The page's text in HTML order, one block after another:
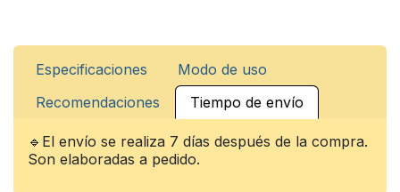
Especificaciones
Modo de uso
Recomendaciones
Tiempo de envío
🔹El envío se realiza 7 días después de la compra.
Son elaboradas a pedido.